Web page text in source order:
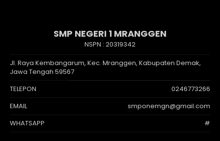
SMP NEGERI 1 MRANGGEN
NSPN : 20319342
Jl. Raya Kembangarum, Kec. Mranggen, Kabupaten Demak,
Jawa Tengah 59567
TELEPON
0246773266
EMAIL
smponemgn@gmail.com
WHATSAPP
#